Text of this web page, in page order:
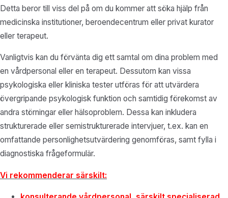
Detta beror till viss del på om du kommer att söka hjälp från
medicinska institutioner, beroendecentrum eller privat kurator
eller terapeut.
Vanligtvis kan du förvänta dig ett samtal om dina problem med
en vårdpersonal eller en terapeut. Dessutom kan vissa
psykologiska eller kliniska tester utföras för att utvärdera
övergripande psykologisk funktion och samtidig förekomst av
andra störningar eller hälsoproblem. Dessa kan inkludera
strukturerade eller semistrukturerade intervjuer, t.ex. kan en
omfattande personlighetsutvärdering genomföras, samt fylla i
diagnostiska frågeformulär.
Vi rekommenderar särskilt: